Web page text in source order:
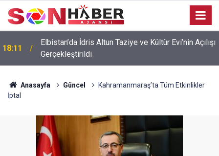
18:11
Elbistan’da İdris Altun Taziye ve Kültür Evi’nin Açılışı
Gerçekleştirildi
Anasayfa Güncel
Kahramanmaraş’ta Tüm Etkinlikler
İptal